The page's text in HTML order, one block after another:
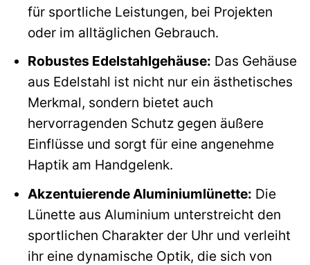
für sportliche Leistungen, bei Projekten
oder im alltäglichen Gebrauch.
Robustes Edelstahlgehäuse: Das Gehäuse
aus Edelstahl ist nicht nur ein ästhetisches
Merkmal, sondern bietet auch
hervorragenden Schutz gegen äußere
Einflüsse und sorgt für eine angenehme
Haptik am Handgelenk.
Akzentuierende Aluminiumlünette: Die
Lünette aus Aluminium unterstreicht den
sportlichen Charakter der Uhr und verleiht
ihr eine dynamische Optik, die sich von